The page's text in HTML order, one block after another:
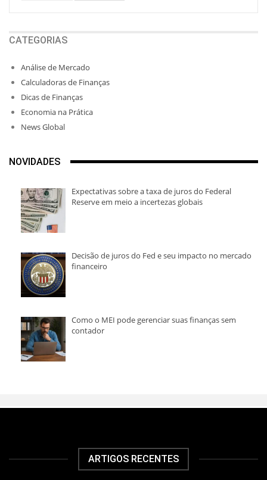
CATEGORIAS
Análise de Mercado
Calculadoras de Finanças
Dicas de Finanças
Economia na Prática
News Global
NOVIDADES
Expectativas sobre a taxa de juros do Federal
Reserve em meio a incertezas globais
Decisão de juros do Fed e seu impacto no mercado
financeiro
Como o MEI pode gerenciar suas finanças sem
contador
ARTIGOS RECENTES